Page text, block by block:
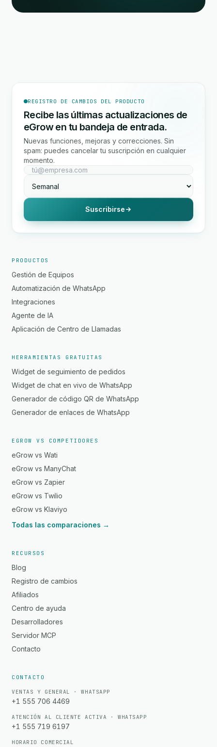
REGISTRO DE CAMBIOS DEL PRODUCTO
Recibe las últimas actualizaciones de
eGrow en tu bandeja de entrada.
Nuevas funciones, mejoras y correcciones. Sin
spam: puedes cancelar tu suscripción en cualquier
momento.
Suscribirse
PRODUCTOS
Gestión de Equipos
Automatización de WhatsApp
Integraciones
Agente de IA
Aplicación de Centro de Llamadas
HERRAMIENTAS GRATUITAS
Widget de seguimiento de pedidos
Widget de chat en vivo de WhatsApp
Generador de código QR de WhatsApp
Generador de enlaces de WhatsApp
EGROW VS COMPETIDORES
eGrow vs Wati
eGrow vs ManyChat
eGrow vs Zapier
eGrow vs Twilio
eGrow vs Klaviyo
Todas las comparaciones →
RECURSOS
Blog
Registro de cambios
Afiliados
Centro de ayuda
Desarrolladores
Servidor MCP
Contacto
CONTACTO
VENTAS Y GENERAL · WHATSAPP
+1 555 706 4469
ATENCIÓN AL CLIENTE ACTIVA · WHATSAPP
+1 555 719 6197
HORARIO COMERCIAL